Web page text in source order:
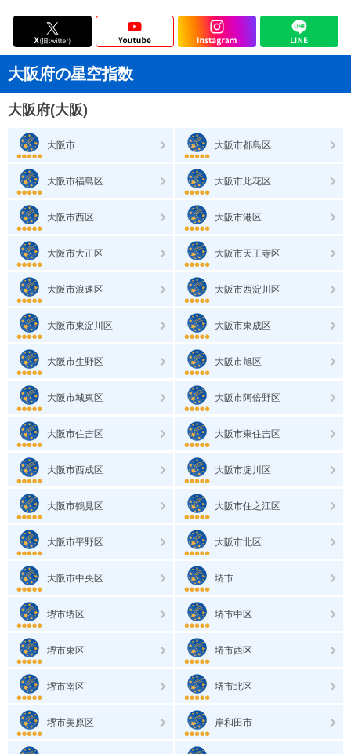
大阪府の星空指数
大阪府(大阪)
大阪市 大阪市都島区
大阪市福島区 大阪市此花区
大阪市西区 大阪市港区
大阪市大正区 大阪市天王寺区
大阪市浪速区 大阪市西淀川区
大阪市東淀川区 大阪市東成区
大阪市生野区 大阪市旭区
大阪市城東区 大阪市阿倍野区
大阪市住吉区 大阪市東住吉区
大阪市西成区 大阪市淀川区
大阪市鶴見区 大阪市住之江区
大阪市平野区 大阪市北区
大阪市中央区 堺市
堺市堺区 堺市中区
堺市東区 堺市西区
堺市南区 堺市北区
堺市美原区 岸和田市